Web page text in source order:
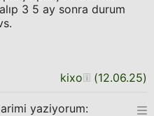
3 5 ay sonra durum
kixo (12.06.25)
yaziyorum: